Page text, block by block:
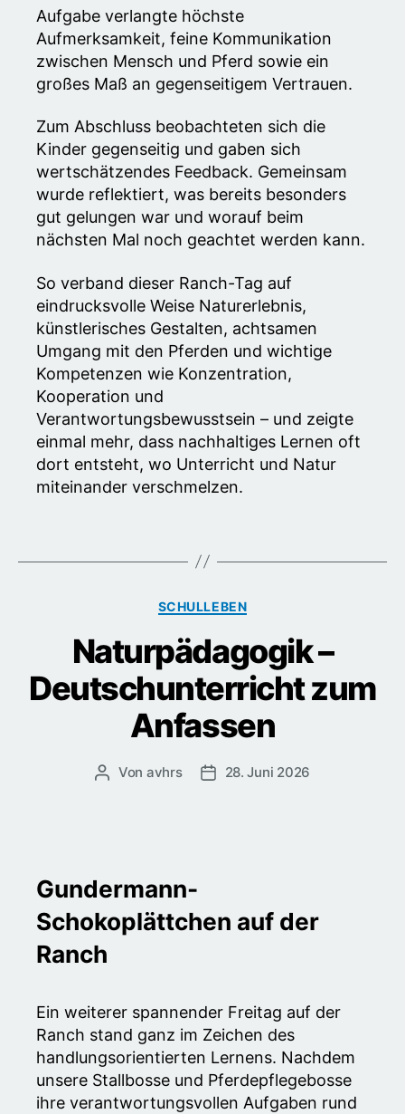
Aufgabe verlangte höchste
Aufmerksamkeit, feine Kommunikation
zwischen Mensch und Pferd sowie ein
großes Maß an gegenseitigem Vertrauen.
Zum Abschluss beobachteten sich die
Kinder gegenseitig und gaben sich
wertschätzendes Feedback. Gemeinsam
wurde reflektiert, was bereits besonders
gut gelungen war und worauf beim
nächsten Mal noch geachtet werden kann.
So verband dieser Ranch-Tag auf
eindrucksvolle Weise Naturerlebnis,
künstlerisches Gestalten, achtsamen
Umgang mit den Pferden und wichtige
Kompetenzen wie Konzentration,
Kooperation und
Verantwortungsbewusstsein – und zeigte
einmal mehr, dass nachhaltiges Lernen oft
dort entsteht, wo Unterricht und Natur
miteinander verschmelzen.
Kategorien
SCHULLEBEN
Naturpädagogik –
Deutschunterricht zum
Anfassen
Beitragsautor
Von avhrs Veröffentlichungsdatum
28. Juni 2026
Gundermann-
Schokoplättchen auf der
Ranch
Ein weiterer spannender Freitag auf der
Ranch stand ganz im Zeichen des
handlungsorientierten Lernens. Nachdem
unsere Stallbosse und Pferdepflegebosse
ihre verantwortungsvollen Aufgaben rund